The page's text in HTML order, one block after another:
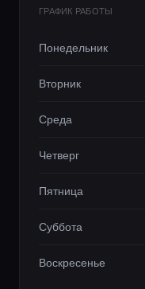
ГРАФИК РАБОТЫ
Понедельник
Вторник
Среда
Четверг
Пятница
Суббота
Воскресенье